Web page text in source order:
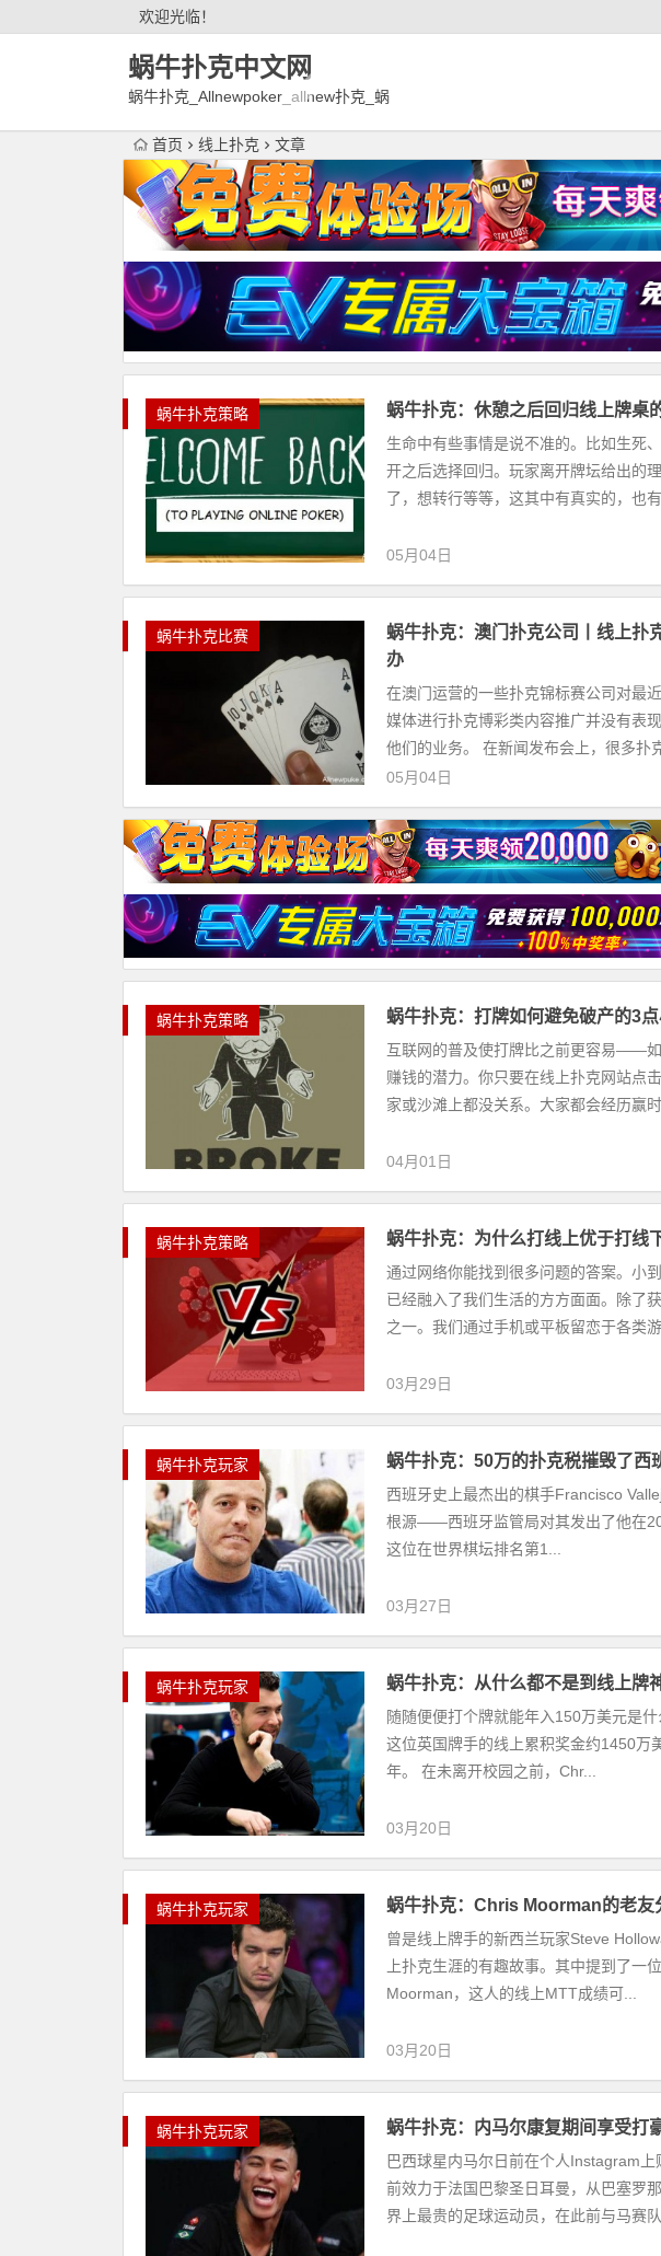
欢迎光临！
蜗牛扑克中文网
蜗牛扑克_Allnewpoker_allnew扑克_蜗
首页 线上扑克 文章
蜗牛扑克策略 蜗牛扑克：休憩之后回归线上牌桌
生命中有些事情是说不准的。比如生死
开之后选择回归。玩家离开牌坛给出的
了，想转行等等，这其中有真实的，也
05月04日
蜗牛扑克比赛
蜗牛扑克：澳门扑克公司丨线上扑
办
在澳门运营的一些扑克锦标赛公司对最
媒体进行扑克博彩类内容推广并没有表
他们的业务。 在新闻发布会上，很多扑
05月04日
蜗牛扑克策略 蜗牛扑克：打牌如何避免破产的3
互联网的普及使打牌比之前更容易——
赚钱的潜力。你只要在线上扑克网站点
家或沙滩上都没关系。大家都会经历赢
04月01日
蜗牛扑克策略 蜗牛扑克：为什么打线上优于打线
通过网络你能找到很多问题的答案。小
已经融入了我们生活的方方面面。除了
之一。我们通过手机或平板留恋于各类
03月29日
蜗牛扑克玩家 蜗牛扑克：50万的扑克税摧毁了西
西班牙史上最杰出的棋手Francisco
根源——西班牙监管局对其发出了他在
这位在世界棋坛排名第1...
03月27日
蜗牛扑克玩家 蜗牛扑克：从什么都不是到线上牌
随随便便打个牌就能年入150万美元是
这位英国牌手的线上累积奖金约1450万
年。 在未离开校园之前，Chr...
03月20日
蜗牛扑克玩家 蜗牛扑克：Chris Moorman的老友
曾是线上牌手的新西兰玩家Steve
上扑克生涯的有趣故事。其中提到了一
Moorman，这人的线上MTT成绩可...
03月20日
蜗牛扑克玩家 蜗牛扑克：内马尔康复期间享受打
巴西球星内马尔日前在个人Instagram
前效力于法国巴黎圣日耳曼，从巴塞罗
界上最贵的足球运动员，在此前与马赛队